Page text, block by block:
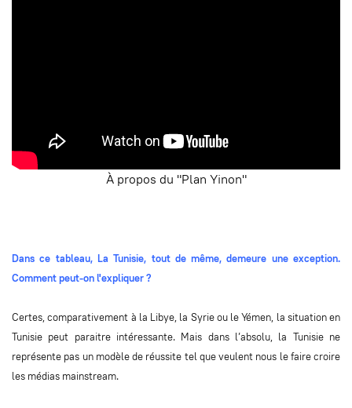
À propos du "Plan Yinon"
Dans ce tableau, La Tunisie, tout de même, demeure une exception.
Comment peut-on l'expliquer ?
Certes, comparativement à la Libye, la Syrie ou le Yémen, la situation en
Tunisie peut paraitre intéressante. Mais dans l’absolu, la Tunisie ne
représente pas un modèle de réussite tel que veulent nous le faire croire
les médias mainstream.